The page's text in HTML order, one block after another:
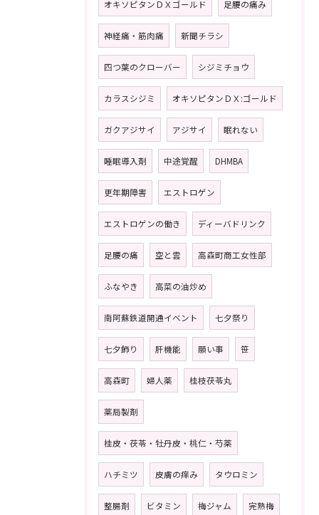
オキソピタンＤＸゴールド 足腰の痛み
神経痛・筋肉痛 新聞チラシ
四つ葉のクローバー シジミチョウ
カラスシジミ オキソピタンＤＸ:ゴールド
ガクアジサイ アジサイ 眠れない
睡眠導入剤 中途覚醒 DHMBA
更年期障害 エストロゲン
エストロゲンの働き ディーバドリンク
足腰の痛 空と雲 高森町商工女性部
ふなやき 高菜の油炒め
南阿蘇鉄道開通イベント 七夕祭り
七夕飾り 肝機能 願い事 笹
高森町 婦人薬 桂枝茯苓丸
薬局製剤
桂皮・茯苓・牡丹皮・桃仁・芍薬
ハチミツ 皮膚の痒み タウロミン
整腸剤 ビタミン 梅ジャム 完熟梅